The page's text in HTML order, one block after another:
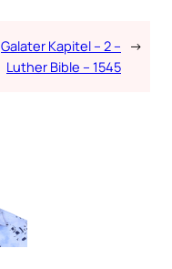
Galater Kapitel – 2 –
Luther Bible – 1545
→